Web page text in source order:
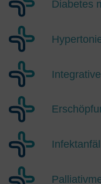
Diabetes